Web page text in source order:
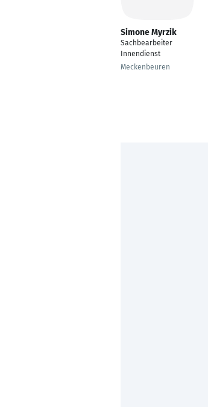
Simone Myrzik
Sachbearbeiter
Innendienst
Meckenbeuren